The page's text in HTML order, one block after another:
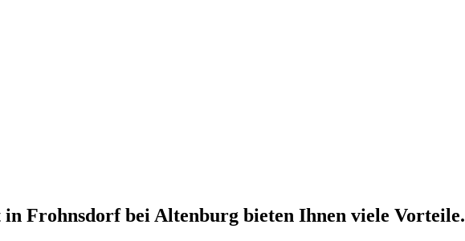
in Frohnsdorf bei Altenburg bieten Ihnen viele Vorteile.